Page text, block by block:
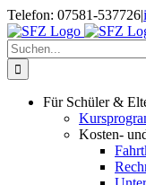
Zum
Inhalt
springen
Telefon: 07581-537726|
Suche
nach:
Für Schüler &
Kosten-